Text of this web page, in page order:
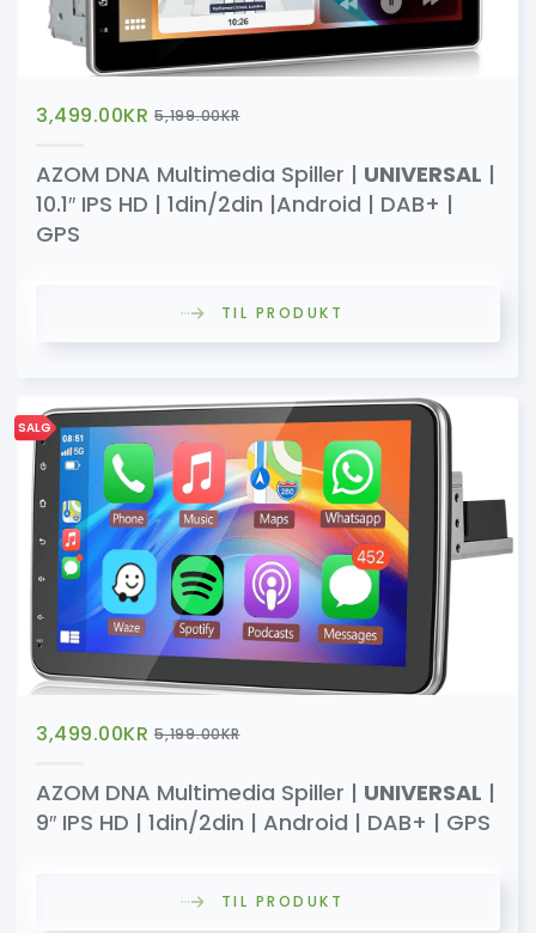
3,499.00KR 5,199.00KR
AZOM DNA Multimedia Spiller | UNIVERSAL |
10.1″ IPS HD | 1din/2din |Android | DAB+ |
GPS
TIL PRODUKT
SALG
3,499.00KR 5,199.00KR
AZOM DNA Multimedia Spiller | UNIVERSAL |
9″ IPS HD | 1din/2din | Android | DAB+ | GPS
TIL PRODUKT